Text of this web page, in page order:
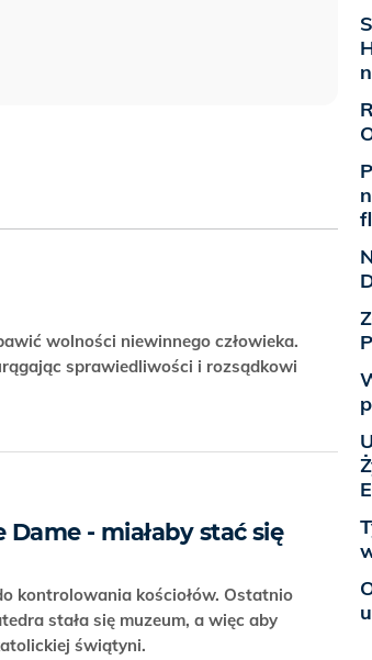
wolności niewinnego człowieka.
sprawiedliwości i rozsądkowi
- miałaby stać się
kontrolowania kościołów. Ostatnio
stała się muzeum, a więc aby
świątyni.